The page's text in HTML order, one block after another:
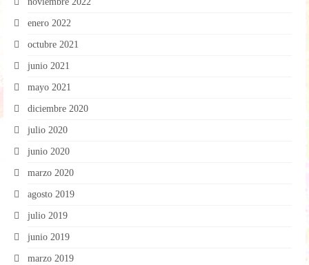
enero 2022
octubre 2021
junio 2021
mayo 2021
diciembre 2020
julio 2020
junio 2020
marzo 2020
agosto 2019
julio 2019
junio 2019
marzo 2019